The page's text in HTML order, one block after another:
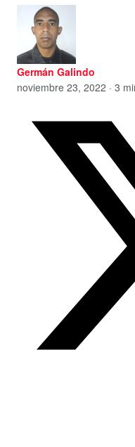
Germán Galindo
noviembre 23, 2022 · 3